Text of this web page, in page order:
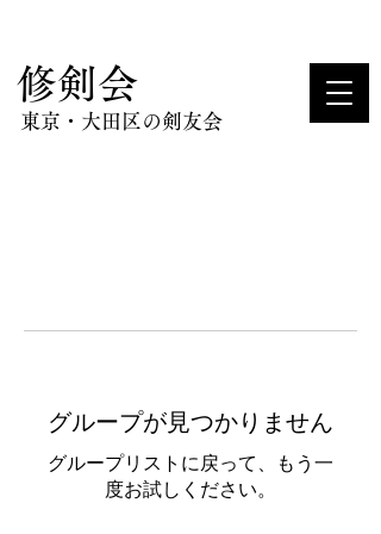
​修剣会
東京・大田区の剣友会
グループが見つかりません
グループリストに戻って、もう一
度お試しください。